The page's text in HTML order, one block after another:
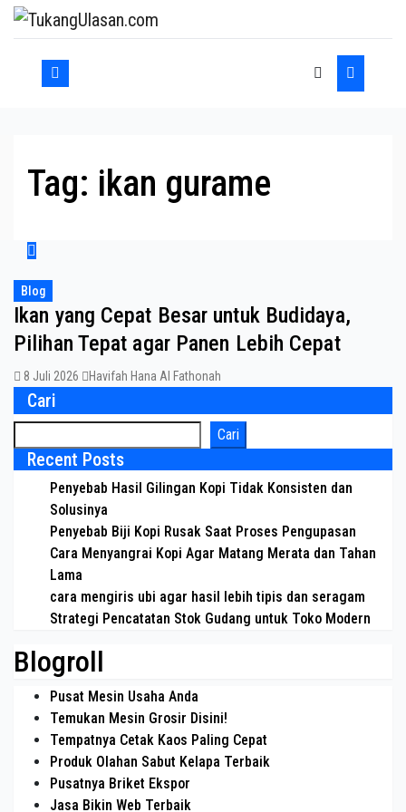
Skip
Tag: ikan gurame
Blog
Ikan yang Cepat Besar untuk Budidaya,
Pilihan Tepat agar Panen Lebih Cepat
8 Juli 2026 Havifah Hana Al Fathonah
Cari
Cari
Recent Posts
Penyebab Hasil Gilingan Kopi Tidak Konsisten dan
Solusinya
Penyebab Biji Kopi Rusak Saat Proses Pengupasan
Cara Menyangrai Kopi Agar Matang Merata dan Tahan
Lama
cara mengiris ubi agar hasil lebih tipis dan seragam
Strategi Pencatatan Stok Gudang untuk Toko Modern
Blogroll
Pusat Mesin Usaha Anda
Temukan Mesin Grosir Disini!
Tempatnya Cetak Kaos Paling Cepat
Produk Olahan Sabut Kelapa Terbaik
Pusatnya Briket Ekspor
Jasa Bikin Web Terbaik